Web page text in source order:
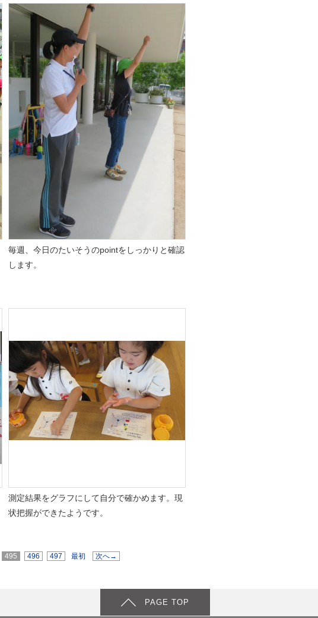
毎週、今日のたいそうのpointをしっかりと確認
します。
測定結果をグラフにして自分で確かめます。現
状把握ができたようです。
495 496 497 最初 次へ→
PAGE TOP